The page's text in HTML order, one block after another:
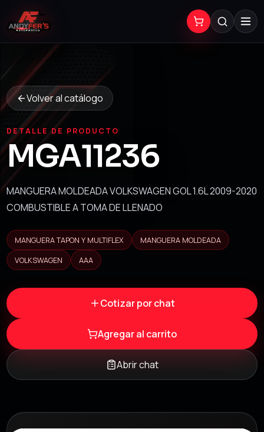
Volver al catálogo
DETALLE DE PRODUCTO
MGA11236
MANGUERA MOLDEADA VOLKSWAGEN GOL 1.6L 2009-2020
COMBUSTIBLE A TOMA DE LLENADO
MANGUERA TAPON Y MULTIFLEX
MANGUERA MOLDEADA
VOLKSWAGEN
AAA
Cotizar por chat
Agregar al carrito
Abrir chat